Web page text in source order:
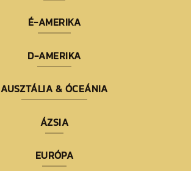
É-AMERIKA
D-AMERIKA
AUSZTÁLIA & ÓCEÁNIA
ÁZSIA
EURÓPA